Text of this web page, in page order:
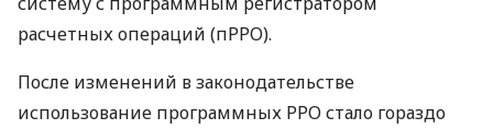
расчетных операций (пРРО).
После изменений в законодательстве
использование программных РРО стало гораздо